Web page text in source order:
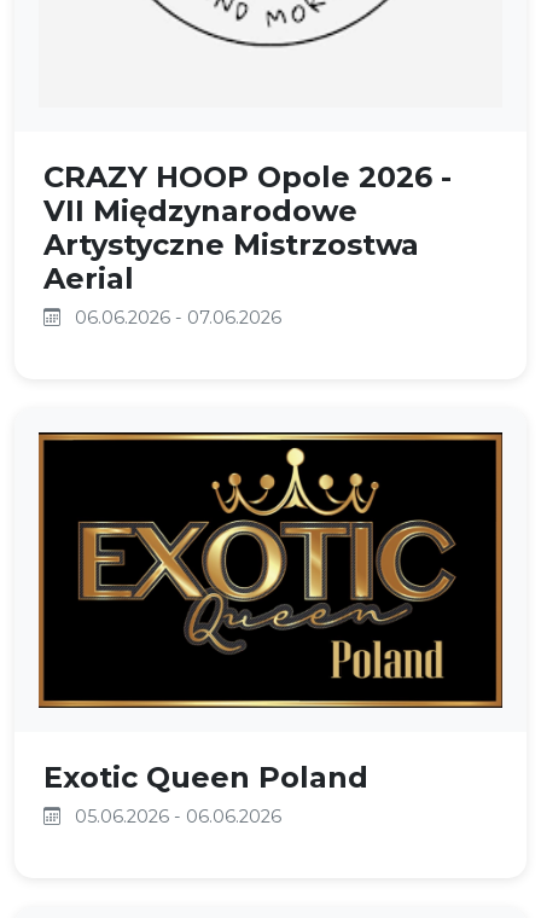
CRAZY HOOP Opole 2026 -
VII Międzynarodowe
Artystyczne Mistrzostwa
Aerial
06.06.2026 - 07.06.2026
Exotic Queen Poland
05.06.2026 - 06.06.2026